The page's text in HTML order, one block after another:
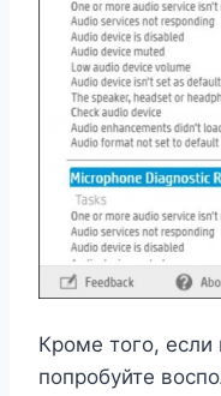
Кроме того, если
попробуйте